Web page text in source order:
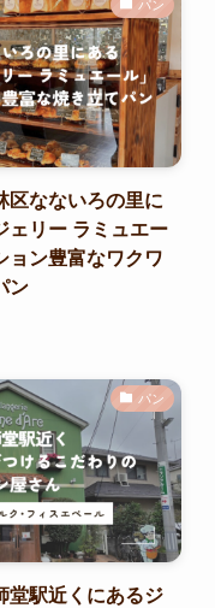
パン
区なないろの里に
ェリー ラミュエー
ョン豊富なワクワ
ン
パン
堂駅近くにあるジ